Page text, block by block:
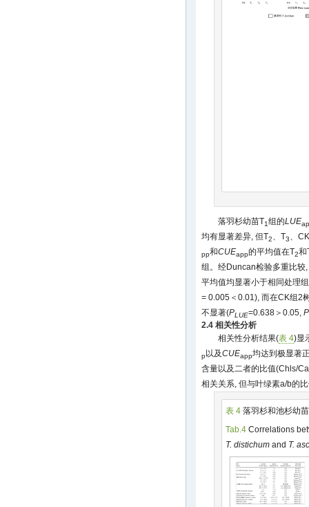
落羽杉幼苗T1组的LUE
均有显著差异, 但T2、T3、
pp和CUEapp的平均值在T2和
组。经Duncan检验多重比较
平均值均显著小于相同处理
= 0.005＜0.01), 而在CK组2
不显著(PLUE=0.638＞0.05, P
2.4 相关性分析
相关性分析结果(表 4)显
p以及CUEapp均达到极显著
含量以及二者的比值(Chls/
相关关系, 但与叶绿素a/b的
表 4 落羽杉和池杉幼
Tab.4 Correlations
T. distichum and T.